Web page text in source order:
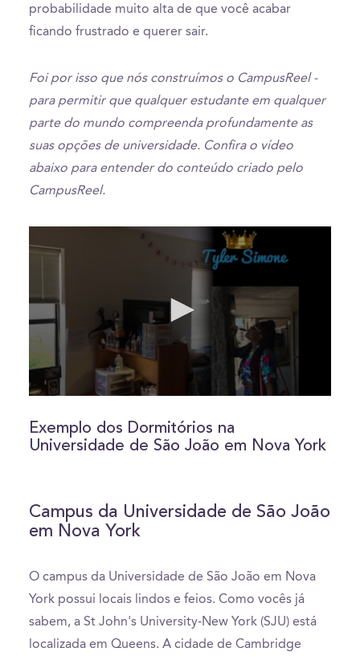
probabilidade muito alta de que você acabar
ficando frustrado e querer sair.
Foi por isso que nós construímos o CampusReel -
para permitir que qualquer estudante em qualquer
parte do mundo compreenda profundamente as
suas opções de universidade. Confira o vídeo
abaixo para entender do conteúdo criado pelo
CampusReel.
of
5
minutes,
Exemplo dos Dormitórios na
Universidade de São João em Nova York
Campus da Universidade de São João
em Nova York
O campus da Universidade de São João em Nova
York possui locais lindos e feios. Como vocês já
sabem, a St John's University-New York (SJU) está
localizada em Queens. A cidade de Cambridge